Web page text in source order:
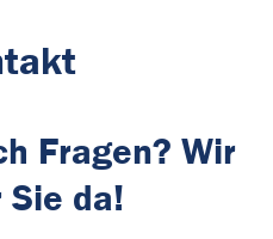
Fragen? Wir
da!